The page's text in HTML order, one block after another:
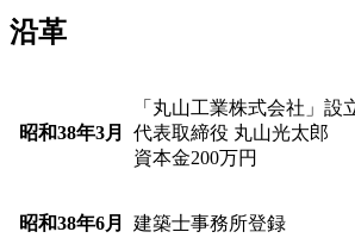
沿革
昭和38年3月
「丸山工業株式会社」設
代表取締役 丸山光太郎
資本金200万円
昭和38年6月 建築士事務所登録